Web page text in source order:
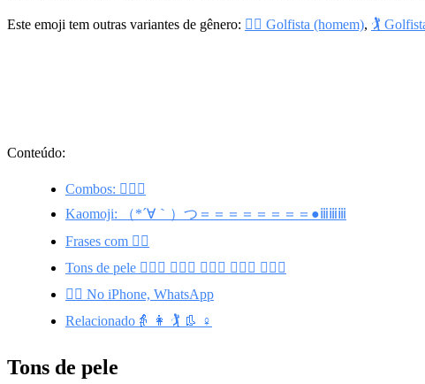
Este emoji tem outras variantes de gênero: 🏌️‍♂️ Golfista (homem), 🏌️
Conteúdo:
Combos: 🏌️‍♀️⛳
Kaomoji: （*´∀｀）つ＝＝＝＝＝＝＝＝●ⅲⅲⅲ
Frases com 🏌️‍♀️
Tons de pele 🏌🏻‍♀️ 🏌🏾‍♀️ 🏌🏼‍♀️ 🏌🏿‍♀️ 🏌🏽‍♀️
🏌️‍♀️ No iPhone, WhatsApp
Relacionado👵 👩 🏌️ 👢 ♀️
Tons de pele